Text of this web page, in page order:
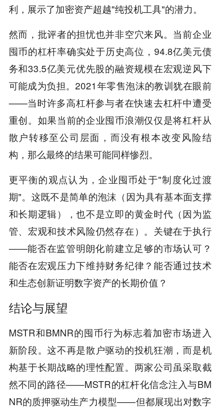
利，展示了加密资产超越"纯投机工具"的潜力。
然而，批评者的担忧也并非空穴来风。当前企业
囤币的杠杆率确实处于历史高位，94.8亿美元债
务和33.5亿美元优先股的融资规模在宏观逆风下
可能成为负担。2021年零售泡沫的教训犹在眼前
——当时许多高杠杆参与者在快速去杠杆中遭受
重创。如果当前的企业囤币浪潮仅仅是将杠杆从
散户转移至公司层面，而没有根本改变风险结
构，那么最终的结果可能同样惨烈。
更平衡的观点认为，企业囤币处于"制度化过渡
期"。这既不是简单的泡沫（因为具有基本面支撑
和长期逻辑），也不是立即的黄金时代（因为监
管、宏观和技术风险仍然存在）。关键在于执行
——能否在监管明朗化前建立足够的市场认可？
能否在宏观压力下维持财务纪律？能否通过技术
和生态创新证明数字资产的长期价值？
结论与展望
MSTR和BMNR的囤币行为标志着加密市场进入
新阶段。这不再是散户驱动的投机狂潮，而是机
构基于长期战略的理性配置。两家公司虽采取截
然不同的路径——MSTR的杠杆化信念注入与BM
NR的质押驱动生产力模型——但都展现出对数字